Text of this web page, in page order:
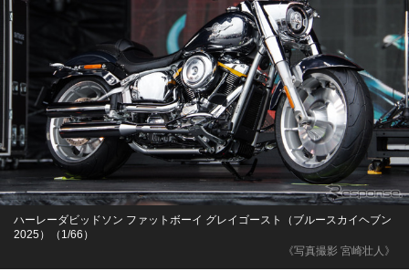
《写真撮影 宮崎壮人》
ハーレーダビッドソン ファットボーイ グレイゴースト（ブルースカイヘブン
2025）（1/66）